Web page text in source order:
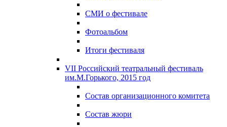
СМИ о фестивале
Фотоальбом
Итоги фестиваля
VII Российский театральный фестиваль
им.М.Горького, 2015 год
Состав организационного комитета
Состав жюри